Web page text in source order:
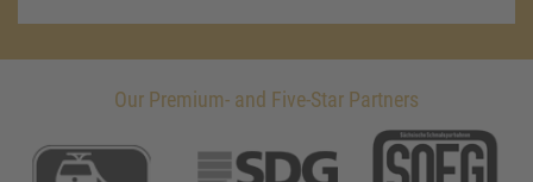
Our Premium- and Five-Star Partners